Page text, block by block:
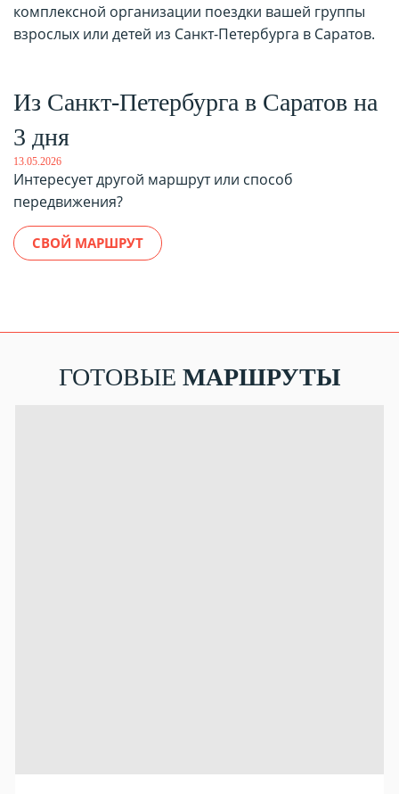
комплексной организации поездки вашей группы
взрослых или детей из Санкт-Петербурга в Саратов.
Из Санкт-Петербурга в Саратов на
3 дня
13.05.2026
Интересует другой маршрут или способ
передвижения?
СВОЙ МАРШРУТ
ГОТОВЫЕ МАРШРУТЫ